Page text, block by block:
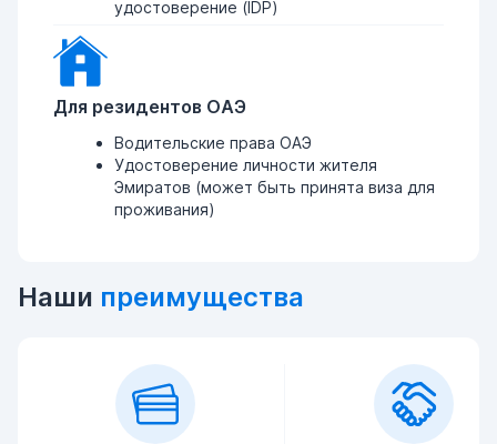
удостоверение (IDP)
Для резидентов ОАЭ
Водительские права ОАЭ
Удостоверение личности жителя
Эмиратов (может быть принята виза для
проживания)
Наши преимущества